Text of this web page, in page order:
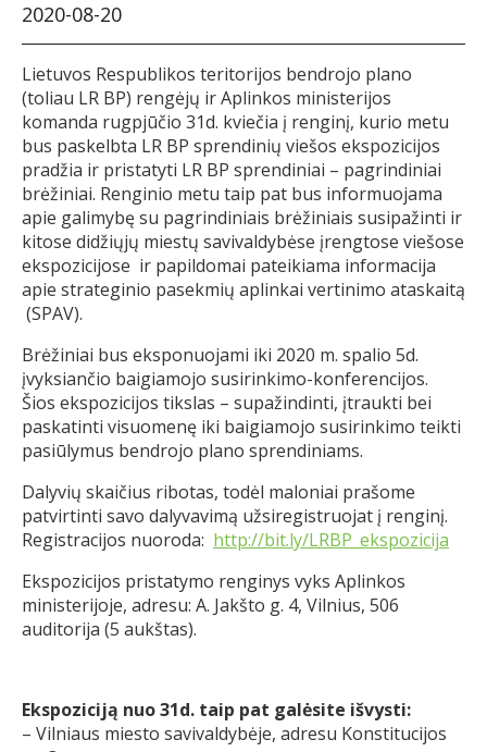
2020-08-20
Lietuvos Respublikos teritorijos bendrojo plano
(toliau LR BP) rengėjų ir Aplinkos ministerijos
komanda rugpjūčio 31d. kviečia į renginį, kurio metu
bus paskelbta LR BP sprendinių viešos ekspozicijos
pradžia ir pristatyti LR BP sprendiniai – pagrindiniai
brėžiniai. Renginio metu taip pat bus informuojama
apie galimybę su pagrindiniais brėžiniais susipažinti ir
kitose didžiųjų miestų savivaldybėse įrengtose viešose
ekspozicijose ir papildomai pateikiama informacija
apie strateginio pasekmių aplinkai vertinimo ataskaitą
(SPAV).
Brėžiniai bus eksponuojami iki 2020 m. spalio 5d.
įvyksiančio baigiamojo susirinkimo-konferencijos.
Šios ekspozicijos tikslas – supažindinti, įtraukti bei
paskatinti visuomenę iki baigiamojo susirinkimo teikti
pasiūlymus bendrojo plano sprendiniams.
Dalyvių skaičius ribotas, todėl maloniai prašome
patvirtinti savo dalyvavimą užsiregistruojat į renginį.
Registracijos nuoroda: http://bit.ly/LRBP_ ekspozicija
Ekspozicijos pristatymo renginys vyks Aplinkos
ministerijoje, adresu: A. Jakšto g. 4, Vilnius, 506
auditorija (5 aukštas).
Ekspoziciją nuo 31d. taip pat galėsite išvysti:
– Vilniaus miesto savivaldybėje, adresu Konstitucijos